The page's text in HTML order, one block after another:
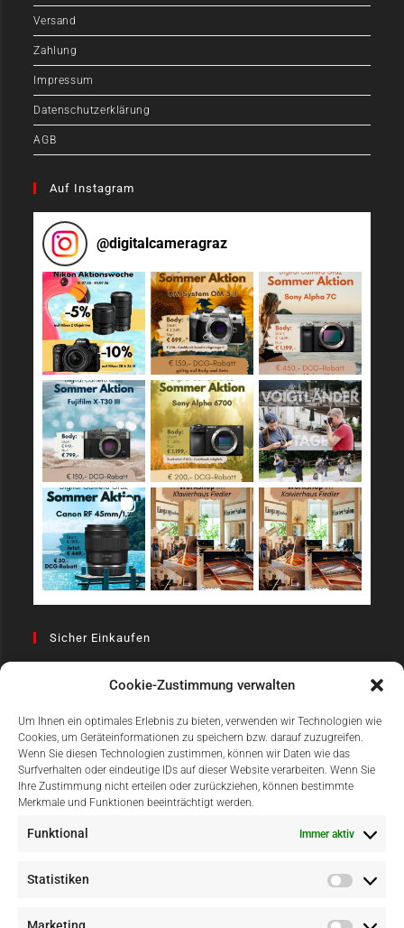
Cookie-Zustimmung verwalten
Um Ihnen ein optimales Erlebnis zu bieten, verwenden wir Technologien wie
Cookies, um Geräteinformationen zu speichern bzw. darauf zuzugreifen.
Wenn Sie diesen Technologien zustimmen, können wir Daten wie das
Surfverhalten oder eindeutige IDs auf dieser Website verarbeiten. Wenn Sie
Ihre Zustimmung nicht erteilen oder zurückziehen, können bestimmte
Merkmale und Funktionen beeinträchtigt werden.
Funktional Immer aktiv
Statistiken
Versand
Zahlung
Impressum
Datenschutzerklärung
AGB
Auf Instagram
@digitalcameragraz
Sicher Einkaufen
Einfach Online Bezahlen